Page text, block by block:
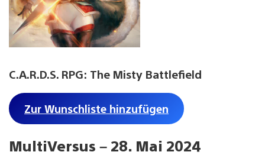
C.A.R.D.S. RPG: The Misty Battlefield
Zur Wunschliste hinzufügen
MultiVersus – 28. Mai 2024